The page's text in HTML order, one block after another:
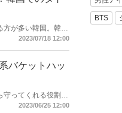
方が多い韓国。韓国
インを真似する日本
2023/07/18 12:00
バケットハッ
守ってくれる役割も
ットを、国内外の人
2023/06/25 12:00
BTS